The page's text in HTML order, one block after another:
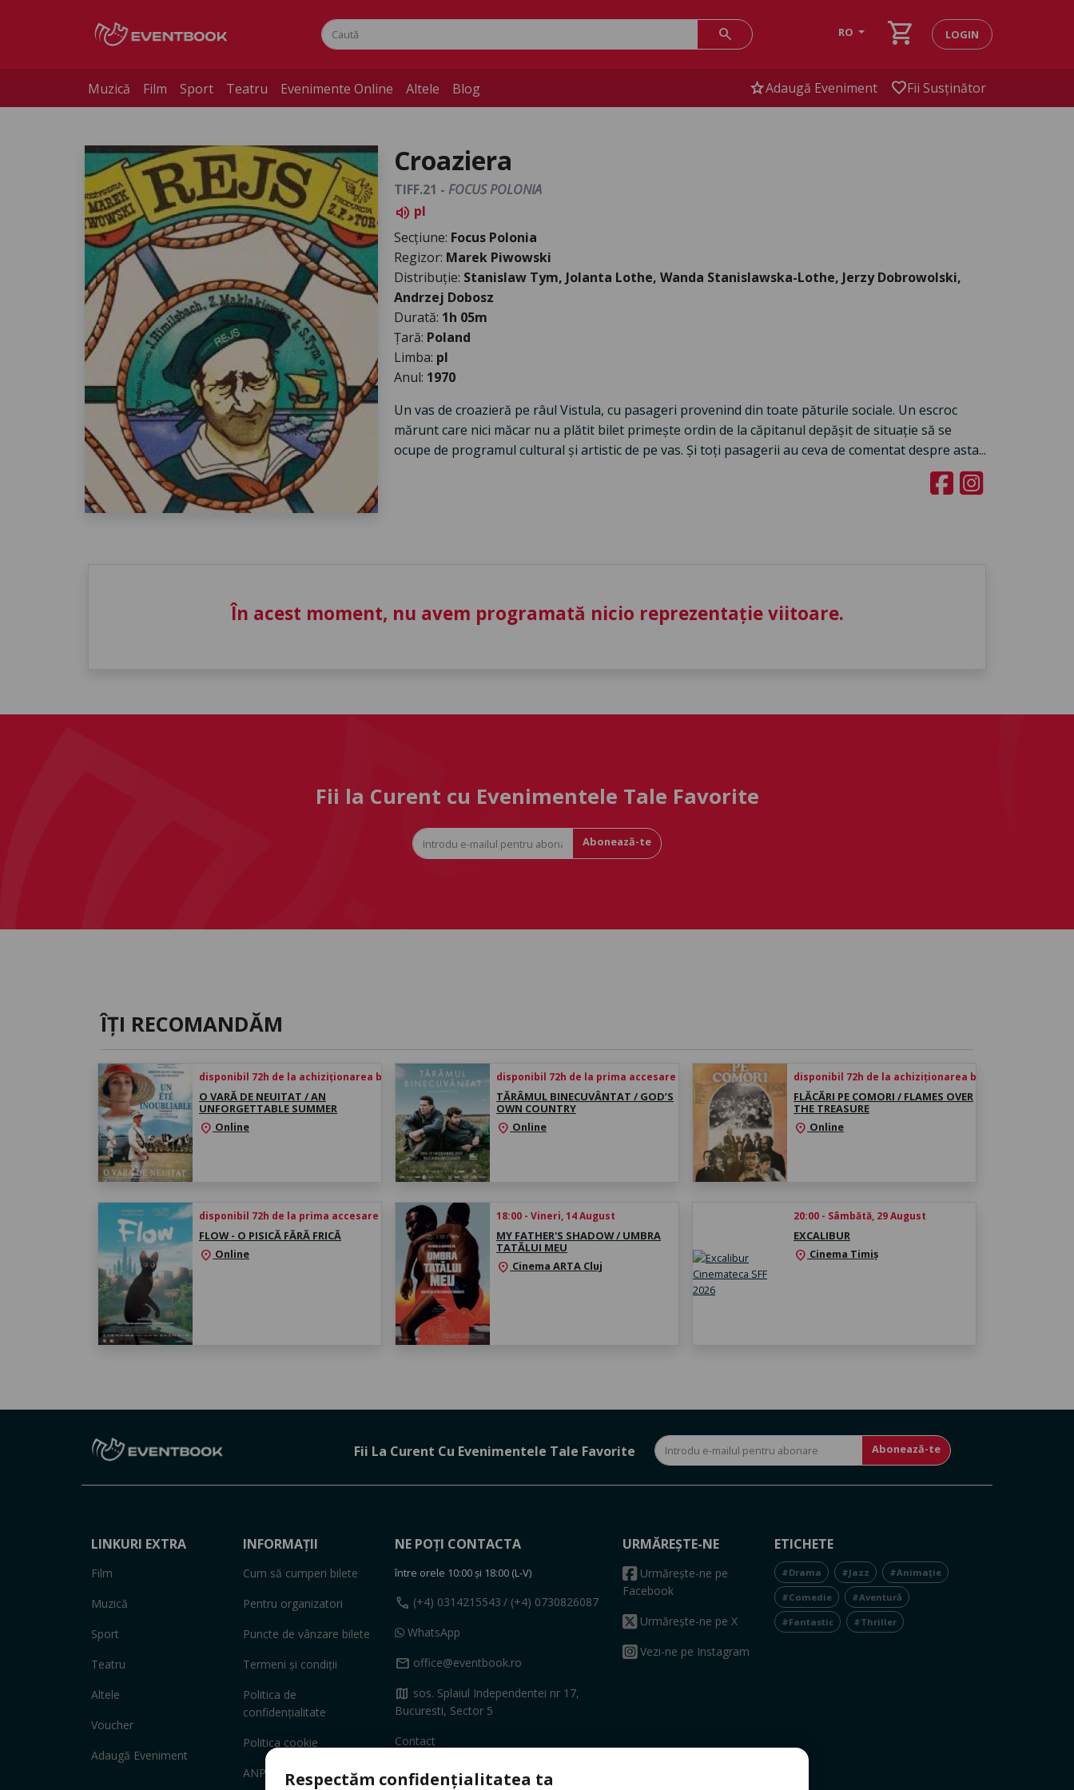
search RO shopping_cart LOGIN
Muzică Film Sport Teatru Evenimente Online Altele Blog starAdaugă Eveniment favoriteFii Susținător
Croaziera
TIFF.21 - FOCUS POLONIA
volume_up pl
Secțiune: Focus Polonia
Regizor: Marek Piwowski
Distribuție: Stanislaw Tym, Jolanta Lothe, Wanda Stanislawska-Lothe, Jerzy Dobrowolski,
Andrzej Dobosz
Durată: 1h 05m
Țară: Poland
Limba: pl
Anul: 1970
Un vas de croazieră pe râul Vistula, cu pasageri provenind din toate păturile sociale. Un escroc
mărunt care nici măcar nu a plătit bilet primeşte ordin de la căpitanul depăşit de situaţie să se
ocupe de programul cultural şi artistic de pe vas. Şi toţi pasagerii au ceva de comentat despre asta...
În acest moment, nu avem programată nicio reprezentație viitoare.
Fii la Curent cu Evenimentele Tale Favorite
Abonează-te
ÎȚI RECOMANDĂM
disponibil 72h de la achiziționarea biletului
O VARĂ DE NEUITAT / AN
UNFORGETTABLE SUMMER
location_on Online
disponibil 72h de la prima accesare
TĂRÂMUL BINECUVÂNTAT / GOD’S
OWN COUNTRY
location_on Online
disponibil 72h de la achiziționarea biletului
FLĂCĂRI PE COMORI / FLAMES OVER
THE TREASURE
location_on Online
disponibil 72h de la prima accesare
FLOW - O PISICĂ FĂRĂ FRICĂ
location_on Online
18:00 - Vineri, 14 August
MY FATHER'S SHADOW / UMBRA
TATĂLUI MEU
location_on Cinema ARTA Cluj
20:00 - Sâmbătă, 29 August
EXCALIBUR
location_on Cinema Timiș
Fii La Curent Cu Evenimentele Tale Favorite Abonează-te
LINKURI EXTRA
Film
Muzică
Sport
Teatru
Altele
Voucher
Adaugă Eveniment
INFORMAȚII
Cum să cumperi bilete
Pentru organizatori
Puncte de vânzare bilete
Termeni și condiții
Politica de
confidențialitate
Politica cookie
ANPC
NE POȚI CONTACTA
între orele 10:00 și 18:00 (L-V)
call (+4) 0314215543 / (+4) 0730826087
WhatsApp
mail office@eventbook.ro
map sos. Splaiul Independentei nr 17,
Bucuresti, Sector 5
Contact
URMĂREȘTE-NE
Urmărește-ne pe
Facebook
Urmărește-ne pe X
Vezi-ne pe Instagram
ETICHETE
#Drama #Jazz #Animație
#Comedie #Aventură
#Fantastic #Thriller
Respectăm confidențialitatea ta